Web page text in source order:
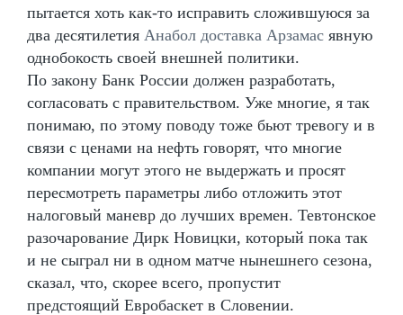
пытается хоть как-то исправить сложившуюся за
два десятилетия Анабол доставка Арзамас явную
однобокость своей внешней политики.
По закону Банк России должен разработать,
согласовать с правительством. Уже многие, я так
понимаю, по этому поводу тоже бьют тревогу и в
связи с ценами на нефть говорят, что многие
компании могут этого не выдержать и просят
пересмотреть параметры либо отложить этот
налоговый маневр до лучших времен. Тевтонское
разочарование Дирк Новицки, который пока так
и не сыграл ни в одном матче нынешнего сезона,
сказал, что, скорее всего, пропустит
предстоящий Евробаскет в Словении.